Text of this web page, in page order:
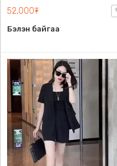
52,000₮
Бэлэн байгаа